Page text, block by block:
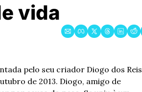
vida
pelo seu criador Diogo dos Reis
de 2013. Diogo, amigo de